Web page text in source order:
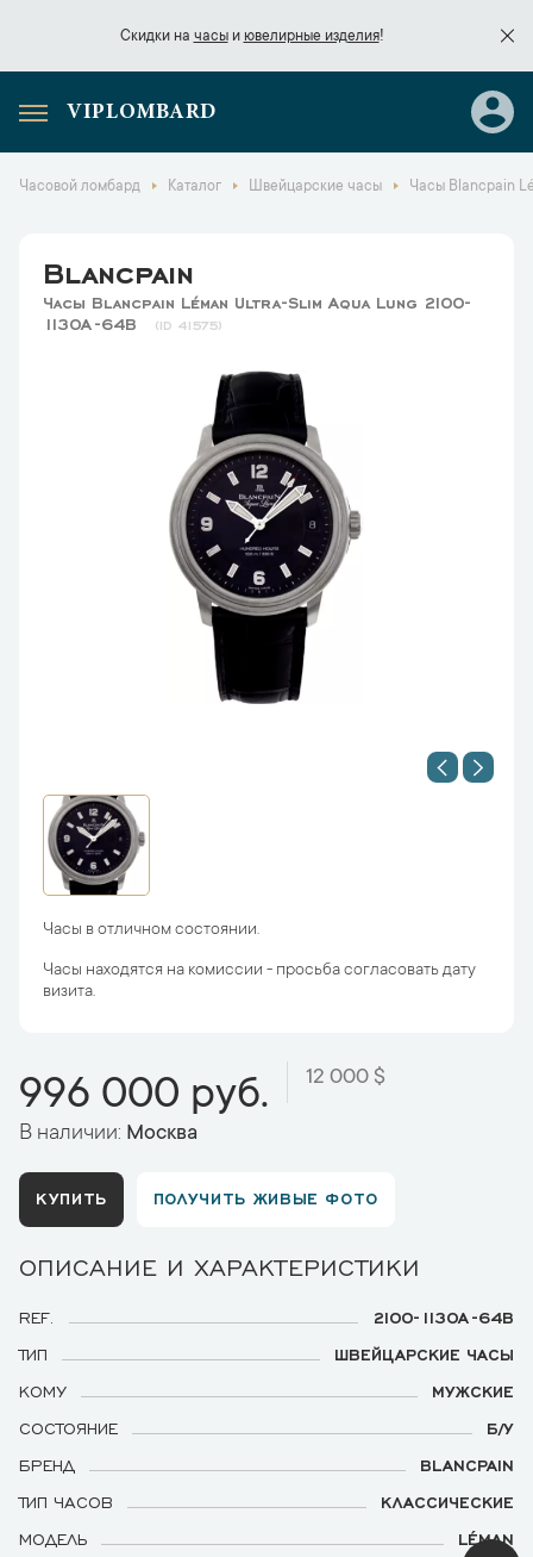
Скидки на часыи ювелирные изделия!
Скидки начасы
VIPLOMBARD
Часовой ломбард Каталог Швейцарские часы Часы Blancpain
Blancpain
Часы Blancpain Léman Ultra-Slim Aqua Lung 2100-
1130A-64B
41575
Часы в отличном состоянии.
Часы находятся на комиссии - просьба согласовать дату
визита.
996 000 руб. 12 000 $
В наличии: Москва
КУПИТЬ ПОЛУЧИТЬ ЖИВЫЕ ФОТО
ОПИСАНИЕ И ХАРАКТЕРИСТИКИ
REF.
2100-1130A-64B
ТИП
ШВЕЙЦАРСКИЕ ЧАСЫ
КОМУ
МУЖСКИЕ
СОСТОЯНИЕ
Б/У
БРЕНД
BLANCPAIN
ТИП ЧАСОВ
КЛАССИЧЕСКИЕ
МОДЕЛЬ
LÉMAN